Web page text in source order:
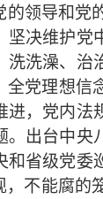
的领导和党
坚决维护党
洗洗澡、治
党理想
，党内
。出台中央
和省级党委
， 不能腐的